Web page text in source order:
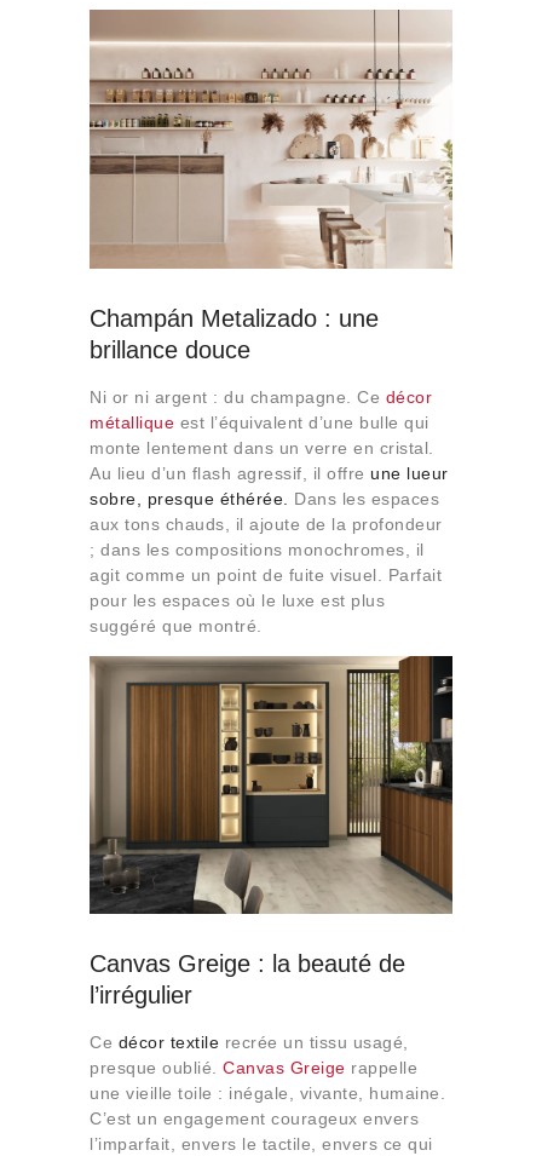
Champán Metalizado : une
brillance douce
Ni or ni argent : du champagne. Ce décor
métallique est l’équivalent d’une bulle qui
monte lentement dans un verre en cristal.
Au lieu d’un flash agressif, il offre une lueur
sobre, presque éthérée.
Dans les espaces
aux tons chauds, il ajoute de la profondeur
; dans les compositions monochromes, il
agit comme un point de fuite visuel. Parfait
pour les espaces où le luxe est plus
suggéré que montré.
Canvas Greige : la beauté de
l’irrégulier
Ce décor textile recrée un tissu usagé,
presque oublié.
Canvas Greige rappelle
une vieille toile : inégale, vivante, humaine.
C’est un engagement courageux envers
l’imparfait, envers le tactile, envers ce qui